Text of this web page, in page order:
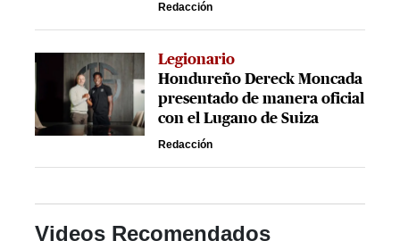
Redacción
Legionario
Hondureño Dereck Moncada
presentado de manera oficial
con el Lugano de Suiza
Redacción
Videos Recomendados